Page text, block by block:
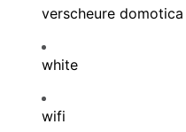
verscheure domotica
white
wifi